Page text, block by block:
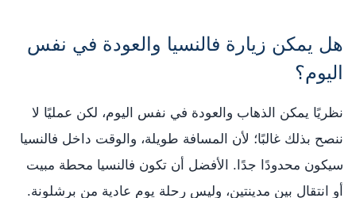
هل يمكن زيارة فالنسيا والعودة في نفس
اليوم؟
نظريًا يمكن الذهاب والعودة في نفس اليوم، لكن عمليًا لا
ننصح بذلك غالبًا؛ لأن المسافة طويلة، والوقت داخل فالنسيا
سيكون محدودًا جدًا. الأفضل أن تكون فالنسيا محطة مبيت
أو انتقال بين مدينتين، وليس رحلة يوم عادية من برشلونة.